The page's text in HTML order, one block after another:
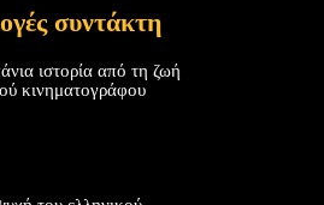
συντάκτη
ιστορία από τη ζωή
κινηματογράφου